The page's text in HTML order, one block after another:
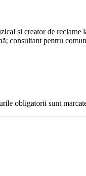
și creator de
consultant pentru
obligatorii sunt